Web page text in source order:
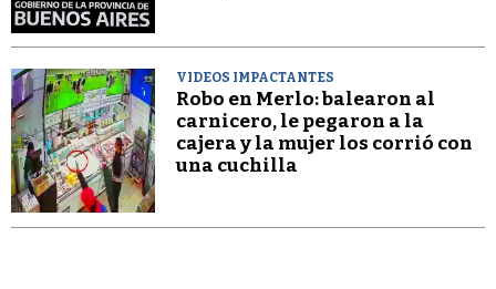
VIDEOS IMPACTANTES
Robo en Merlo: balearon al
carnicero, le pegaron a la
cajera y la mujer los corrió con
una cuchilla